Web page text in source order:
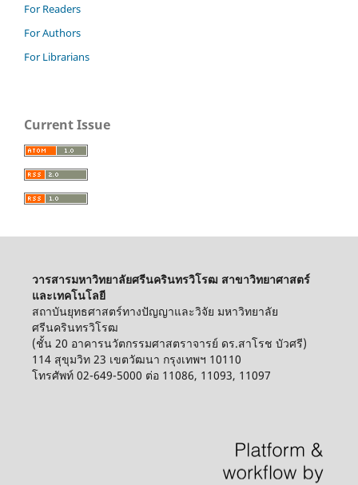
For Readers
For Authors
For Librarians
Current Issue
วารสารมหาวิทยาลัยศรีนครินทรวิโรฒ สาขาวิทยาศาสตร์
และเทคโนโลยี
สถาบันยุทธศาสตร์ทางปัญญาและวิจัย มหาวิทยาลัย
ศรีนครินทรวิโรฒ
(ชั้น 20 อาคารนวัตกรรมศาสตราจารย์ ดร.สาโรช บัวศรี)
114 สุขุมวิท 23 เขตวัฒนา กรุงเทพฯ 10110
โทรศัพท์ 02-649-5000 ต่อ 11086, 11093, 11097